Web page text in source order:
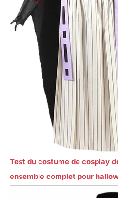
Test du costume de cosplay
ensemble complet pour